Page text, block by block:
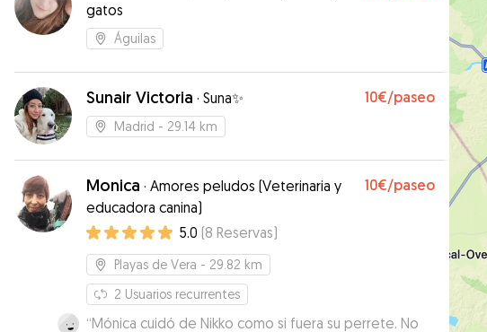
gatos
Águilas
Sunair Victoria · Suna✨ 10€/paseo
Madrid - 29.14 km
Monica · Amores peludos (Veterinaria y
educadora canina)
10€/paseo
5.0 (8 Reservas)
Playas de Vera - 29.82 km
2 Usuarios recurrentes
“Mónica cuidó de Nikko como si fuera su perrete. No